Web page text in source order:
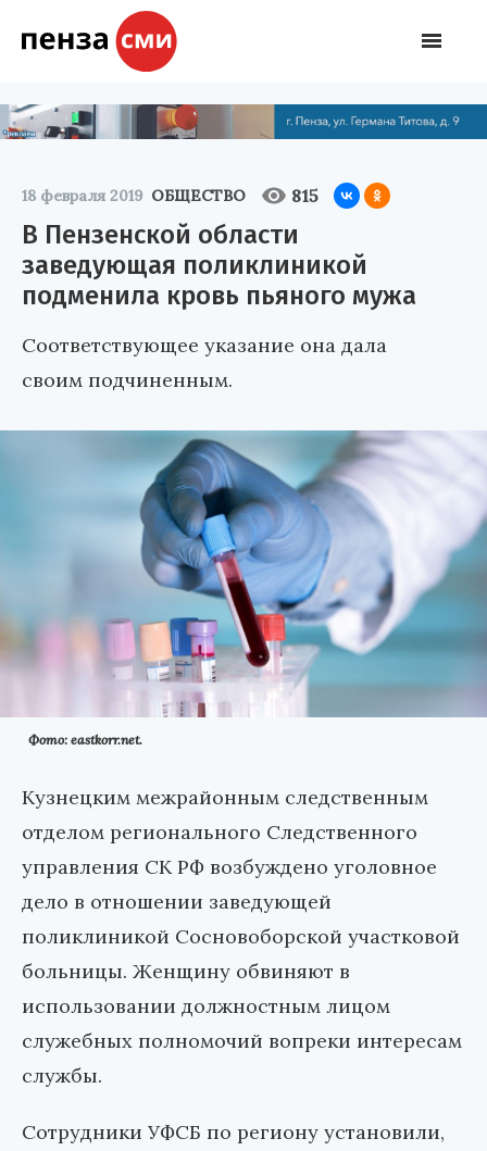
18 февраля 2019 ОБЩЕСТВО 815
В Пензенской области
заведующая поликлиникой
подменила кровь пьяного мужа
Соответствующее указание она дала
своим подчиненным.
Фото: eastkorr.net.
Кузнецким межрайонным следственным
отделом регионального Следственного
управления СК РФ возбуждено уголовное
дело в отношении заведующей
поликлиникой Сосновоборской участковой
больницы. Женщину обвиняют в
использовании должностным лицом
служебных полномочий вопреки интересам
службы.
Сотрудники УФСБ по региону установили,